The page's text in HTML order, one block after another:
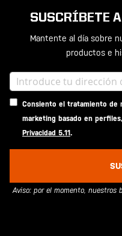
SUSCRÍBETE
Mantente al día sobre
productos e
Consiento el tratamiento de
marketing basado en
Privacidad 5.11.
Aviso: por el momento, nuestros